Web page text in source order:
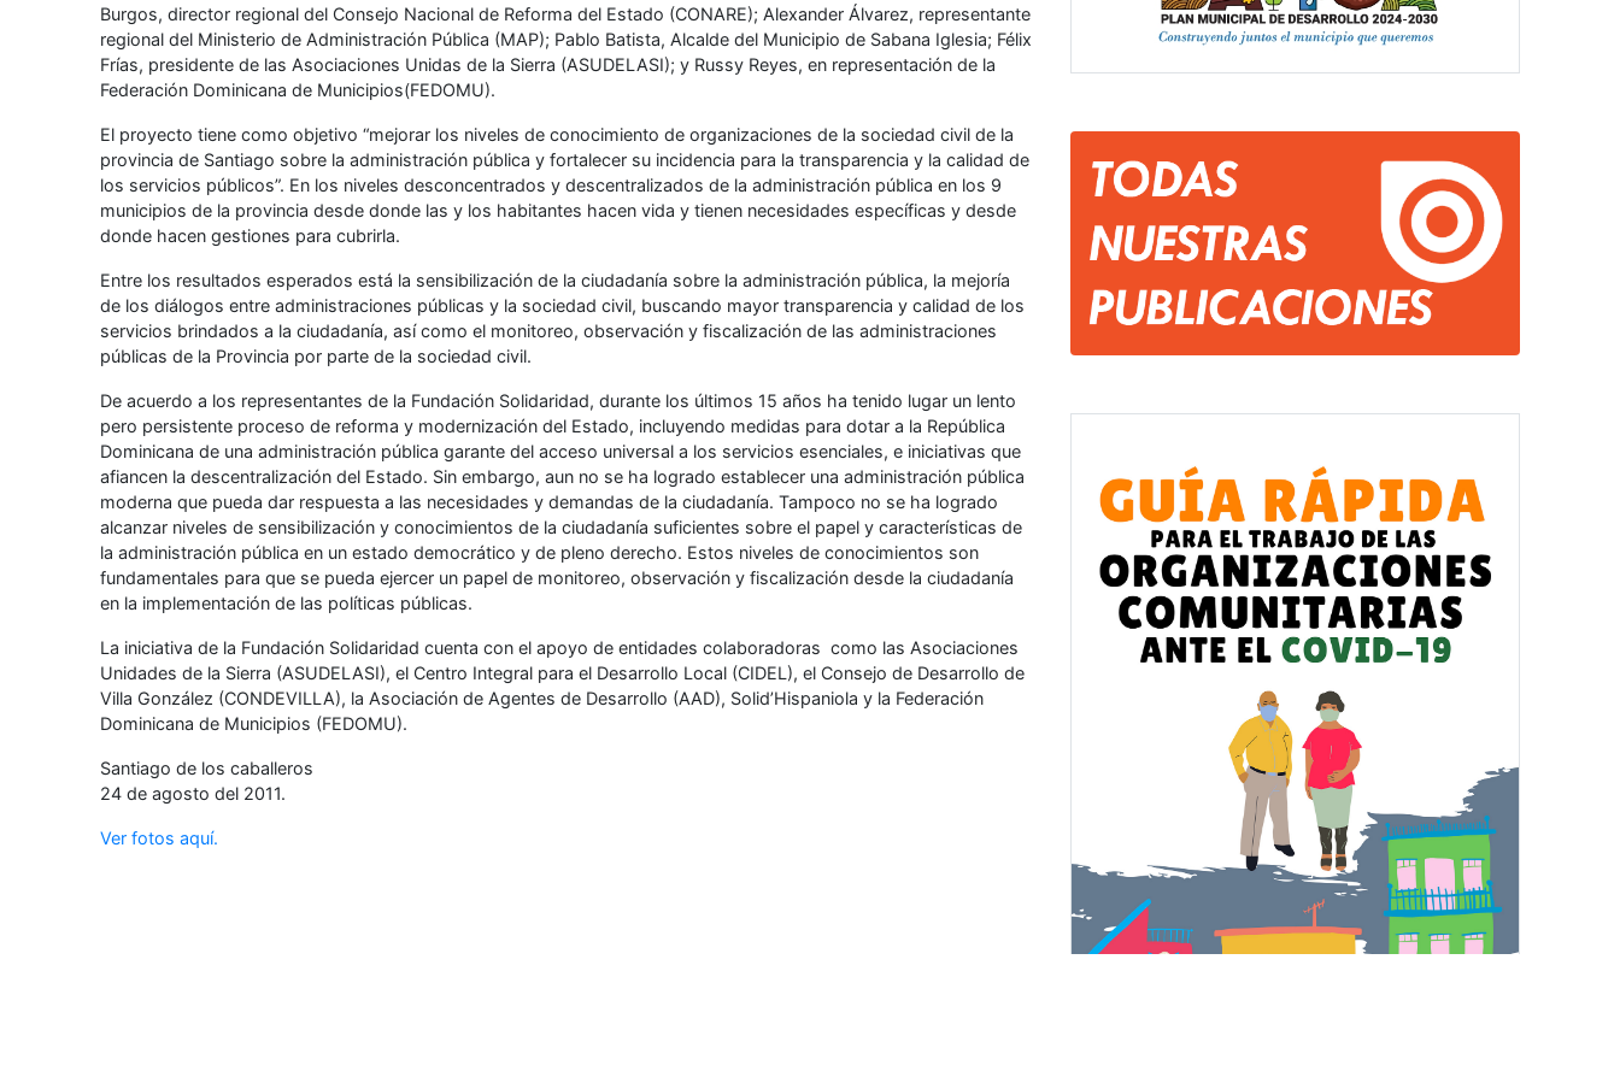
Burgos, director regional del Consejo Nacional de Reforma del Estado (CONARE); Alexander Álvarez, representante
regional del Ministerio de Administración Pública (MAP); Pablo Batista, Alcalde del Municipio de Sabana Iglesia; Félix
Frías, presidente de las Asociaciones Unidas de la Sierra (ASUDELASI); y Russy Reyes, en representación de la
Federación Dominicana de Municipios(FEDOMU).
El proyecto tiene como objetivo “mejorar los niveles de conocimiento de organizaciones de la sociedad civil de la
provincia de Santiago sobre la administración pública y fortalecer su incidencia para la transparencia y la calidad de
los servicios públicos”. En los niveles desconcentrados y descentralizados de la administración pública en los 9
municipios de la provincia desde donde las y los habitantes hacen vida y tienen necesidades específicas y desde
donde hacen gestiones para cubrirla.
Entre los resultados esperados está la sensibilización de la ciudadanía sobre la administración pública, la mejoría
de los diálogos entre administraciones públicas y la sociedad civil, buscando mayor transparencia y calidad de los
servicios brindados a la ciudadanía, así como el monitoreo, observación y fiscalización de las administraciones
públicas de la Provincia por parte de la sociedad civil.
De acuerdo a los representantes de la Fundación Solidaridad, durante los últimos 15 años ha tenido lugar un lento
pero persistente proceso de reforma y modernización del Estado, incluyendo medidas para dotar a la República
Dominicana de una administración pública garante del acceso universal a los servicios esenciales, e iniciativas que
afiancen la descentralización del Estado. Sin embargo, aun no se ha logrado establecer una administración pública
moderna que pueda dar respuesta a las necesidades y demandas de la ciudadanía. Tampoco no se ha logrado
alcanzar niveles de sensibilización y conocimientos de la ciudadanía suficientes sobre el papel y características de
la administración pública en un estado democrático y de pleno derecho. Estos niveles de conocimientos son
fundamentales para que se pueda ejercer un papel de monitoreo, observación y fiscalización desde la ciudadanía
en la implementación de las políticas públicas.
La iniciativa de la Fundación Solidaridad cuenta con el apoyo de entidades colaboradoras como las Asociaciones
Unidades de la Sierra (ASUDELASI), el Centro Integral para el Desarrollo Local (CIDEL), el Consejo de Desarrollo de
Villa González (CONDEVILLA), la Asociación de Agentes de Desarrollo (AAD), Solid’Hispaniola y la Federación
Dominicana de Municipios (FEDOMU).
Santiago de los caballeros
24 de agosto del 2011.
Ver fotos aquí.